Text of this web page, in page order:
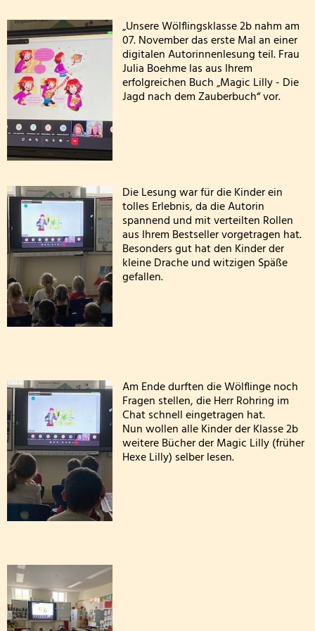
Erntedankgottesdienst der Klassenstufe 3
Leslie die Leseratte zu Besuch!
Klasse 2000 - die erste Stunde in der
Autorenlesung Sascha Gutzeit 27.11.2025
Theaterfahrt nach Trier 2025
Adventsfensteraktion 3. Schuljahr-2
Handballaktionstag 2026
Fußballturnier Vorrunde zur Kreismeisterschaft
Klasse 2000! bei den Wölflingen
Klasse 2000 - die erste Stunde! in der Bärenklasse
Wandertag am 24.03.2026
Die 4. Klasse war in der Wildbadmühle
Rollstuhlprojekt
Die Wölflinge in der Bäckerei Wildbadmühle
Kooperationen
Geschichte und Informationen zum
Autorinnenlesung„Unsere Wölflingsklasse 2b nahm am
07. November das erste Mal an einer
digitalen Autorinnenlesung teil. Frau
Julia Boehme las aus Ihrem
erfolgreichen Buch „Magic Lilly - Die
Jagd nach dem Zauberbuch“ vor.
Die Lesung war für die Kinder ein
tolles Erlebnis, da die Autorin
spannend und mit verteilten Rollen
aus Ihrem Bestseller vorgetragen hat.
Besonders gut hat den Kinder der
kleine Drache und witzigen Späße
gefallen.
Am Ende durften die Wölflinge noch
Fragen stellen, die Herr Rohring im
Chat schnell eingetragen hat.
Nun wollen alle Kinder der Klasse 2b
weitere Bücher der Magic Lilly (früher
Hexe Lilly) selber lesen.